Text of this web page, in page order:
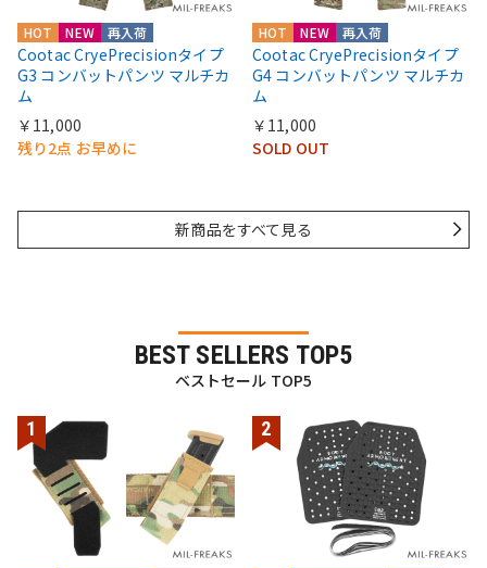
HOT NEW 再入荷
Cootac CryePrecisionタイプ
G3 コンバットパンツ マルチカ
ム
￥11,000
残り2点 お早めに
HOT NEW 再入荷
Cootac CryePrecisionタイプ
G4 コンバットパンツ マルチカ
ム
￥11,000
SOLD OUT
新商品をすべて見る
BEST SELLERS TOP5
ベストセール TOP5